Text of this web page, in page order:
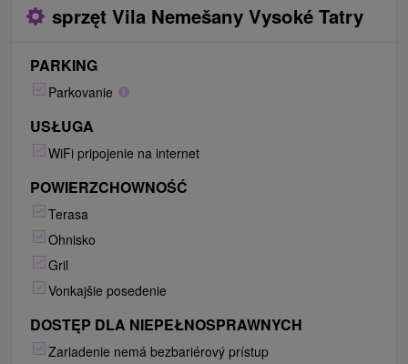
sprzęt Vila Nemešany Vysoké Tatry
PARKING
Parkovanie
USŁUGA
WiFi pripojenie na internet
POWIERZCHOWNOŚĆ
Terasa
Ohnisko
Gril
Vonkajšie posedenie
DOSTĘP DLA NIEPEŁNOSPRAWNYCH
Zariadenie nemá bezbariérový prístup